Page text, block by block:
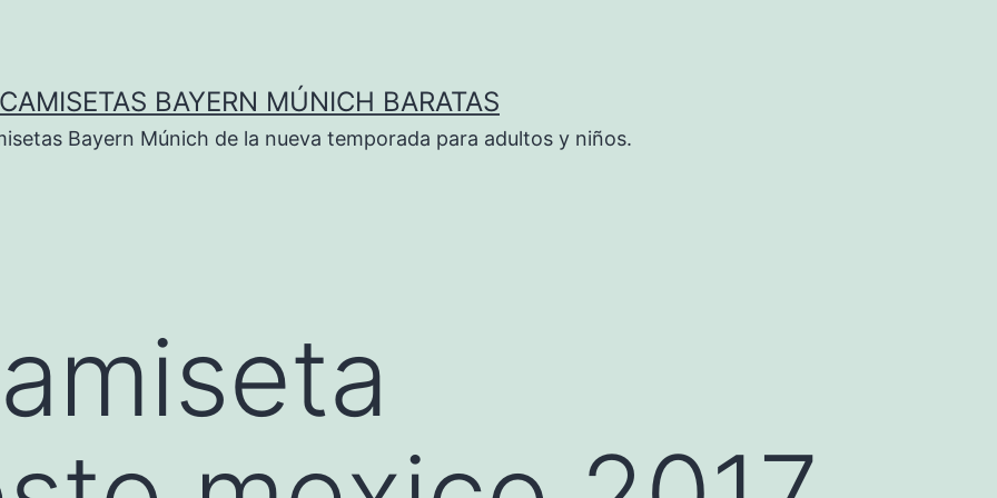
CAMISETAS BAYERN MÚNICH BARATAS
Bayern Múnich de la nueva temporada para adultos y niños.